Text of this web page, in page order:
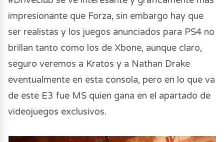
impresionante que Forza, sin embargo hay que
ser realistas y los juegos anunciados para PS4 no
brillan tanto como los de Xbone, aunque claro,
seguro veremos a Kratos y a Nathan Drake
eventualmente en esta consola, pero en lo que va
de este E3 fue MS quien gana en el apartado de
videojuegos exclusivos.